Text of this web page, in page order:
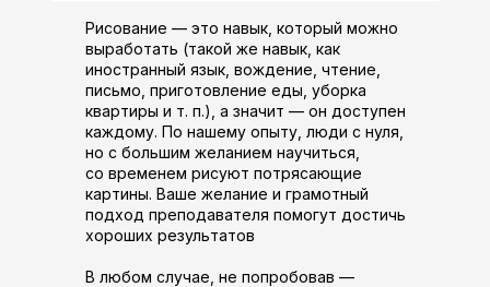
Рисование — это навык, который можно
выработать (такой же навык, как
иностранный язык, вождение, чтение,
письмо, приготовление еды, уборка
квартиры и т. п.), а значит — он доступен
каждому. По нашему опыту, люди с нуля,
но с большим желанием научиться,
со временем рисуют потрясающие
картины. Ваше желание и грамотный
подход преподавателя помогут достичь
хороших результатов
В любом случае, не попробовав —